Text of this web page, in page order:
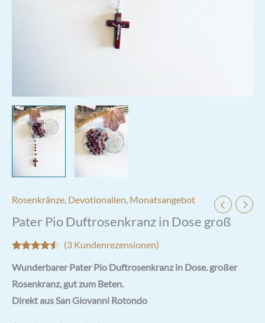
Rosenkränze, Devotionalien, Monatsangebot
Pater Pio Duftrosenkranz in Dose groß
mit4.33
basierend
Kundenbewertungen
(3Kundenrezensionen)
Wunderbarer Pater Pio Duftrosenkranz in Dose. großer
Rosenkranz, gut zum Beten.
Direkt aus San Giovanni Rotondo